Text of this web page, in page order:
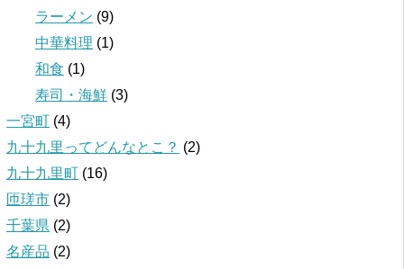
ラーメン (9)
中華料理 (1)
和食 (1)
寿司・海鮮 (3)
一宮町 (4)
九十九里ってどんなとこ？ (2)
九十九里町 (16)
匝瑳市 (2)
千葉県 (2)
名産品 (2)